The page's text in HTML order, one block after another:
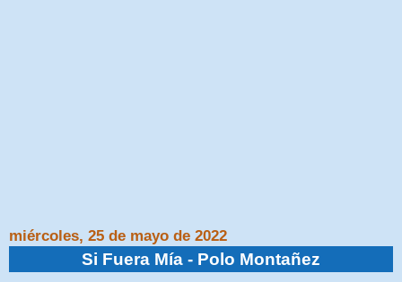
miércoles, 25 de mayo de 2022
Si Fuera Mía - Polo Montañez